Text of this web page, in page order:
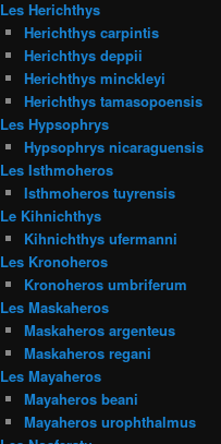
Les Herichthys
Herichthys carpintis
Herichthys deppii
Herichthys minckleyi
Herichthys tamasopoensis
Les Hypsophrys
Hypsophrys nicaraguensis
Les Isthmoheros
Isthmoheros tuyrensis
Le Kihnichthys
Kihnichthys ufermanni
Les Kronoheros
Kronoheros umbriferum
Les Maskaheros
Maskaheros argenteus
Maskaheros regani
Les Mayaheros
Mayaheros beani
Mayaheros urophthalmus